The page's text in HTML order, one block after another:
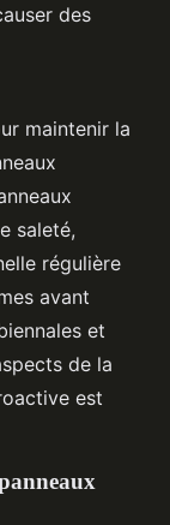
des
maintenir la
saleté,
régulière
avant
et
de la
est